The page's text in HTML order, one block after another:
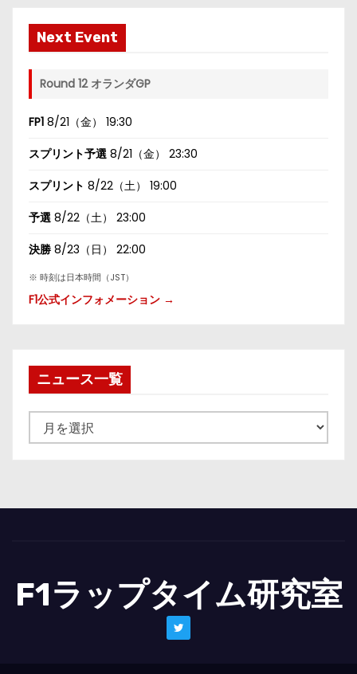
Next Event
Round 12 オランダGP
FP1 8/21（金） 19:30
スプリント予選 8/21（金） 23:30
スプリント 8/22（土） 19:00
予選 8/22（土） 23:00
決勝 8/23（日） 22:00
※ 時刻は日本時間（JST）
F1公式インフォメーション →
ニュース一覧
ュ
一
F1ラップタイム研究室